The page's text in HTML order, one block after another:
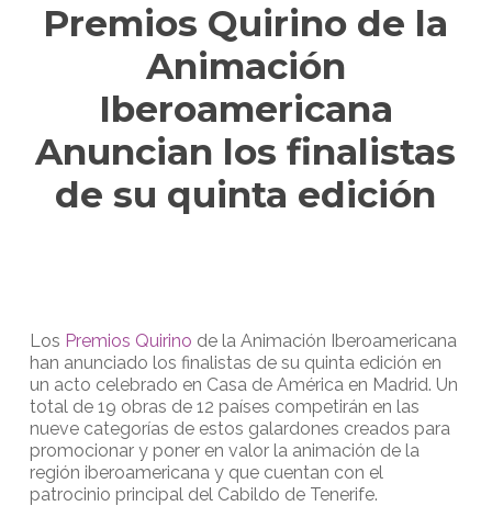
Premios Quirino de la
Animación
Iberoamericana
Anuncian los finalistas
de su quinta edición
Los Premios Quirino de la Animación Iberoamericana
han anunciado los finalistas de su quinta edición en
un acto celebrado en Casa de América en Madrid. Un
total de 19 obras de 12 países competirán en las
nueve categorías de estos galardones creados para
promocionar y poner en valor la animación de la
región iberoamericana y que cuentan con el
patrocinio principal del Cabildo de Tenerife.